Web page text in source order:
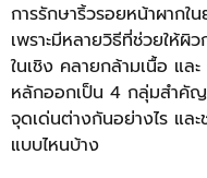
การรักษาริ้วรอยหน้าผากใ
เพราะมีหลายวิธีที่ช่วยให้ผิ
ในเชิง คลายกล้ามเนื้อ แ
หลักออกเป็น 4 กลุ่มสำคัญ
จุดเด่นต่างกันอย่างไร แล
แบบไหนบ้าง